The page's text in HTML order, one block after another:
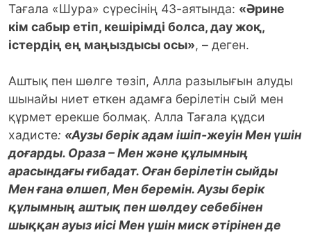
Тағала «Шура» сүресінің 43-аятында: «Әрине
кім сабыр етіп, кешірімді болса, дау жоқ,
істердің ең маңыздысы осы», – деген.
Аштық пен шөлге төзіп, Алла разылығын алуды
шынайы ниет еткен адамға берілетін сый мен
құрмет ерекше болмақ. Алла Тағала құдси
хадисте: «Аузы берік адам ішіп-жеуін Мен үшін
доғарды. Ораза – Мен және құлымның
арасындағы ғибадат. Оған берілетін сыйды
Мен ғана өлшеп, Мен беремін. Аузы берік
құлымның аштық пен шөлдеу себебінен
шыққан ауыз иісі Мен үшін миск әтірінен де